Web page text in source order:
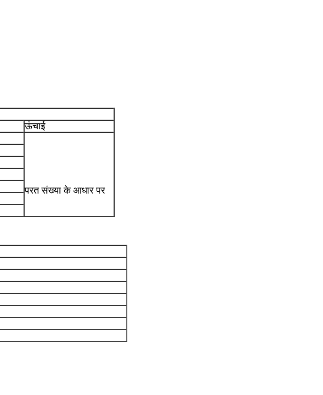
ऊंचाई
परत संख्या के आधार पर